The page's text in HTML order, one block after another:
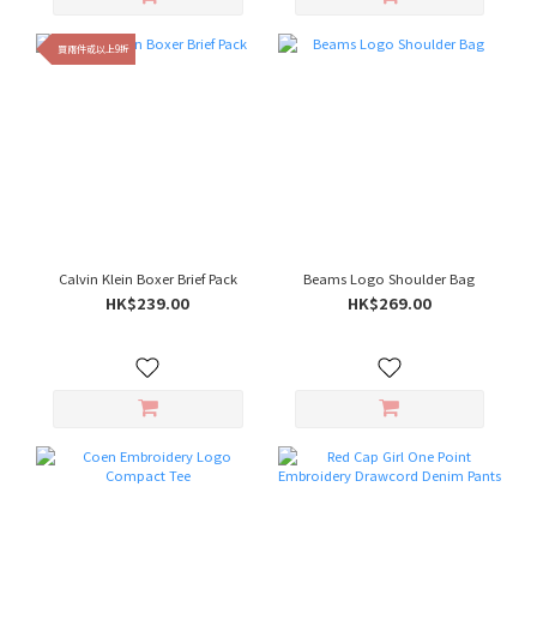
買兩件或以上9折
Calvin Klein Boxer Brief Pack
HK$239.00
Beams Logo Shoulder Bag
HK$269.00